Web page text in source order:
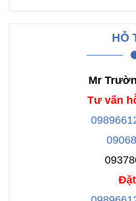
HỖ
Mr
Tư vấn